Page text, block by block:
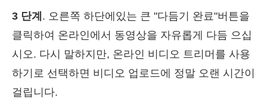
3 단계 . 오른쪽 하단에있는 큰 "다듬기 완료"버튼을
클릭하여 온라인에서 동영상을 자유롭게 다듬 으십
시오. 다시 말하지만, 온라인 비디오 트리머를 사용
하기로 선택하면 비디오 업로드에 정말 오랜 시간이
걸립니다.